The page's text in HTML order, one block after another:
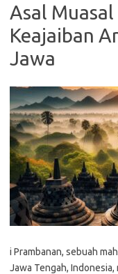
Asal
Keajaiban
Jawa
i Prambanan, sebuah
Jawa Tengah,